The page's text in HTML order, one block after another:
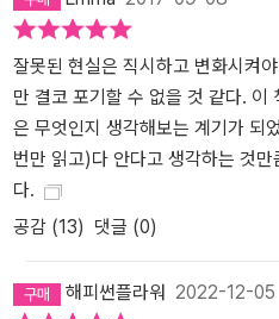
의 목적을 인간이 도달할 수 있는 최
아이의 두뇌를 근본적으로 변화시
이순신, 정약용, 박지원, 허준, 김구
슨, 아인슈타인 같은 인물로 키워내는 경지다
템의 승자가 되는 인문고전 독서 조지 소로스는 어떻게 월스트리트를
장악했을까? 왜 가난한 사람들은
닦이, 웨이터, 페인트공, 농장 노동
하고 해고당하고 실연당하는 비참
잘못된 현실은 직시하고 변화시켜
만 결코 포기할 수 없을 것 같다. 이
은 무엇인지 생각해보는 계기가 되
번만 읽고)다 안다고 생각하는 것만
다.
공감 (13) 댓글 (0)
해피썬플라워 2022-12-05